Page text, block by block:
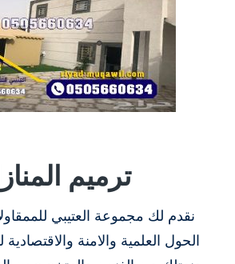
ترميم
نقدم لك مجموعة العتيبي
الحول العلمية والامنة والاقتصادية